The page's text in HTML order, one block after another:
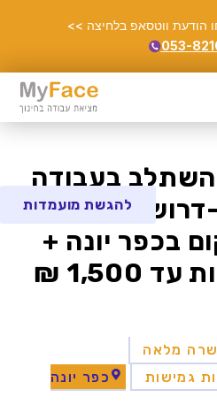
הודעת ווטסאפ בלחיצה >>
053-
בעבודה
ה
בכפר יונה +
מענק הצטרפות עד 1,500 ₪
מלאה
גמישות כפר יונה
להגשת מועמדות